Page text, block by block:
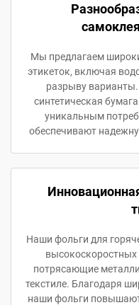
Мы предлагаем
этикеток, включая
разрыву
синтетическая
уникальным
обеспечивают
Наши фольги для
потрясающие
текстиле. Благодаря
наши фольги